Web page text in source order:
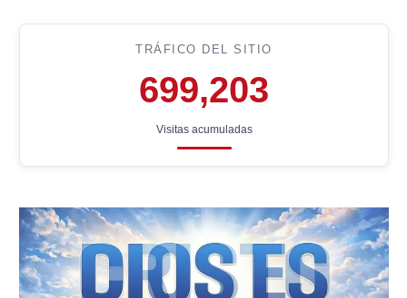
TRÁFICO DEL SITIO
699,203
Visitas acumuladas